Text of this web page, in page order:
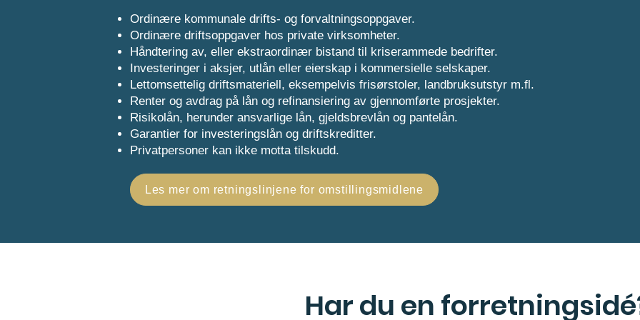
Ordinære kommunale drifts- og forvaltningsoppgaver.
Ordinære driftsoppgaver hos private virksomheter.
Håndtering av, eller ekstraordinær bistand til kriserammede bedrifter.
Investeringer i aksjer, utlån eller eierskap i kommersielle selskaper.
Lettomsettelig driftsmateriell, eksempelvis frisørstoler, landbruksutstyr m.fl.
Renter og avdrag på lån og refinansiering av gjennomførte prosjekter.
Risikolån, herunder ansvarlige lån, gjeldsbrevlån og pantelån.
Garantier for investeringslån og driftskreditter.
Privatpersoner kan ikke motta tilskudd.
Les mer om retningslinjene for omstillingsmidlene
Har du en